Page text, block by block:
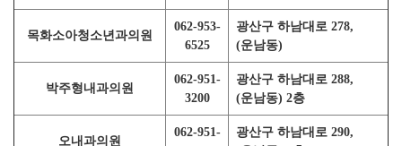
목화소아청소년과의원
062-953-
6525
광산구 하남대로 278,
(운남동)
박주형내과의원
062-951-
3200
광산구 하남대로 288,
(운남동) 2층
오내과의원
062-951-
광산구 하남대로 290,